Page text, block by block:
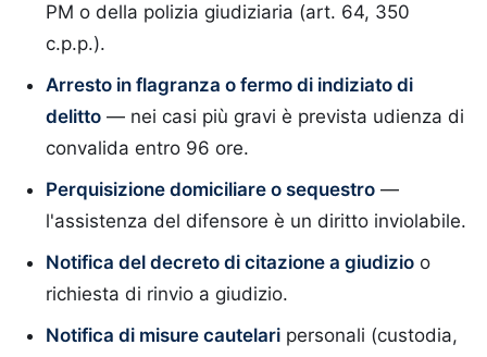
PM o della polizia giudiziaria (art. 64, 350
c.p.p.).
Arresto in flagranza o fermo di indiziato di
delitto — nei casi più gravi è prevista udienza di
convalida entro 96 ore.
Perquisizione domiciliare o sequestro —
l'assistenza del difensore è un diritto inviolabile.
Notifica del decreto di citazione a giudizio o
richiesta di rinvio a giudizio.
Notifica di misure cautelari personali (custodia,